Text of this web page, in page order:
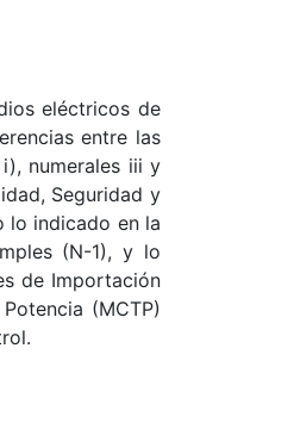
eléctricos de
entre las
numerales iii y
Seguridad y
lo indicado en la
(N-1), y lo
de Importación
(MCTP)